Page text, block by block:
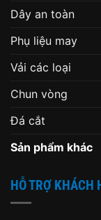
Dây an toàn
Phụ liệu may
Vải các loại
Chun vòng
Đá cắt
Sản phẩm khác
HỖ TRỢ KHÁCH